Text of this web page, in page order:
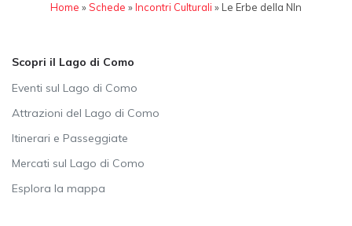
Home »Schede »Incontri Culturali » Le Erbe della NIn
Scopri il Lago di Como
Eventi sul Lago di Como
Attrazioni del Lago di Como
Itinerari e Passeggiate
Mercati sul Lago di Como
Esplora la mappa